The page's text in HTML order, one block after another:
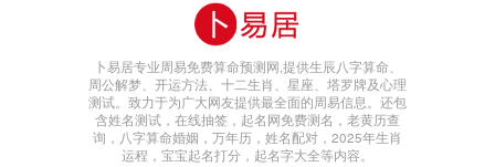
卜易居专业周易免费算命预测网,提供生辰八字算命、
周公解梦、开运方法、十二生肖、星座、塔罗牌及心理
测试。致力于为广大网友提供最全面的周易信息。还包
含姓名测试，在线抽签，起名网免费测名，老黄历查
询，八字算命婚姻，万年历，姓名配对，2025年生肖
运程，宝宝起名打分，起名字大全等内容。